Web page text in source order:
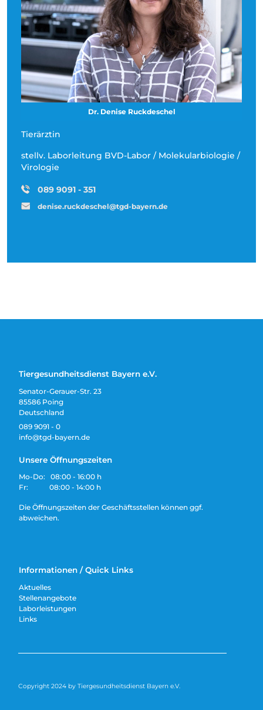
Dr. Denise Ruckdeschel
Tierärztin
stellv. Laborleitung BVD-Labor / Molekularbiologie /
Virologie
089 9091 - 351
denise.ruckdeschel@tgd-bayern.de
Tiergesundheitsdienst Bayern e.V.
Senator-Gerauer-Str. 23
85586 Poing
Deutschland
089 9091 - 0
info@tgd-bayern.de
Unsere Öffnungszeiten
Mo-Do: 08:00 - 16:00 h
Fr: 08:00 - 14:00 h
Die Öffnungszeiten der Geschäftsstellen können ggf.
abweichen.
Informationen / Quick Links
Aktuelles
Stellenangebote
Laborleistungen
Links
Copyright 2024 by Tiergesundheitsdienst Bayern e.V.